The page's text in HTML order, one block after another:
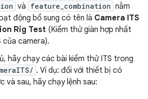
và feature_combination nằm
động bổ sung có tên là Camera ITS
Rig Test (Kiểm thử giàn hợp nhất
của camera).
hãy chạy các bài kiểm thử ITS trong
. Ví dụ: đối với thiết bị có
và sau, hãy chạy lệnh sau: